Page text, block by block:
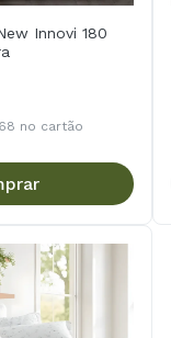
Innovi 180
no cartão